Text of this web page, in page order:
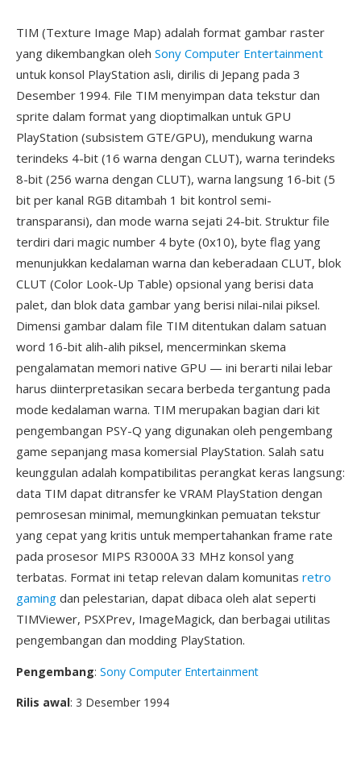
TIM (Texture Image Map) adalah format gambar raster
yang dikembangkan oleh Sony Computer Entertainment
untuk konsol PlayStation asli, dirilis di Jepang pada 3
Desember 1994. File TIM menyimpan data tekstur dan
sprite dalam format yang dioptimalkan untuk GPU
PlayStation (subsistem GTE/GPU), mendukung warna
terindeks 4-bit (16 warna dengan CLUT), warna terindeks
8-bit (256 warna dengan CLUT), warna langsung 16-bit (5
bit per kanal RGB ditambah 1 bit kontrol semi-
transparansi), dan mode warna sejati 24-bit. Struktur file
terdiri dari magic number 4 byte (0x10), byte flag yang
menunjukkan kedalaman warna dan keberadaan CLUT, blok
CLUT (Color Look-Up Table) opsional yang berisi data
palet, dan blok data gambar yang berisi nilai-nilai piksel.
Dimensi gambar dalam file TIM ditentukan dalam satuan
word 16-bit alih-alih piksel, mencerminkan skema
pengalamatan memori native GPU — ini berarti nilai lebar
harus diinterpretasikan secara berbeda tergantung pada
mode kedalaman warna. TIM merupakan bagian dari kit
pengembangan PSY-Q yang digunakan oleh pengembang
game sepanjang masa komersial PlayStation. Salah satu
keunggulan adalah kompatibilitas perangkat keras langsung:
data TIM dapat ditransfer ke VRAM PlayStation dengan
pemrosesan minimal, memungkinkan pemuatan tekstur
yang cepat yang kritis untuk mempertahankan frame rate
pada prosesor MIPS R3000A 33 MHz konsol yang
terbatas. Format ini tetap relevan dalam komunitas retro
gaming dan pelestarian, dapat dibaca oleh alat seperti
TIMViewer, PSXPrev, ImageMagick, dan berbagai utilitas
pengembangan dan modding PlayStation.
Pengembang: Sony Computer Entertainment
Rilis awal: 3 Desember 1994